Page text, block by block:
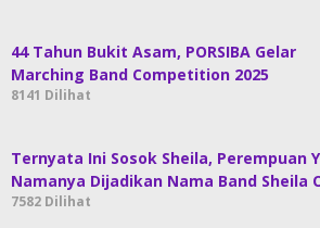
44 Tahun Bukit Asam, PORSIBA Gelar
Marching Band Competition 2025
8141 Dilihat
Ternyata Ini Sosok Sheila, Perempuan
Namanya Dijadikan Nama Band Sheila
7582 Dilihat